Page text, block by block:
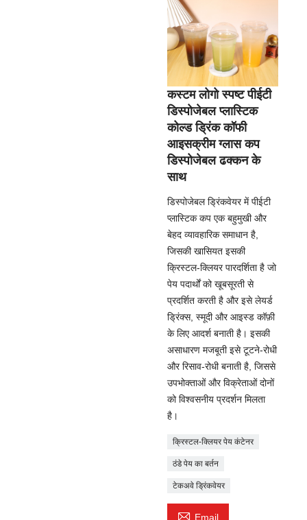
कस्टम लोगो स्पष्ट पीईटी
डिस्पोजेबल प्लास्टिक
कोल्ड ड्रिंक कॉफी
आइसक्रीम ग्लास कप
डिस्पोजेबल ढक्कन के
साथ
डिस्पोजेबल ड्रिंकवेयर में पीईटी
प्लास्टिक कप एक बहुमुखी और
बेहद व्यावहारिक समाधान है,
जिसकी खासियत इसकी
क्रिस्टल-क्लियर पारदर्शिता है जो
पेय पदार्थों को खूबसूरती से
प्रदर्शित करती है और इसे लेयर्ड
ड्रिंक्स, स्मूदी और आइस्ड कॉफ़ी
के लिए आदर्श बनाती है। इसकी
असाधारण मजबूती इसे टूटने-रोधी
और रिसाव-रोधी बनाती है, जिससे
उपभोक्ताओं और विक्रेताओं दोनों
को विश्वसनीय प्रदर्शन मिलता
है।
क्रिस्टल-क्लियर पेय कंटेनर
ठंडे पेय का बर्तन
टेकअवे ड्रिंकवेयर
 Email